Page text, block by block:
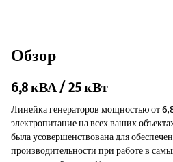
Обзор
6,8 кВА / 25 кВт
Линейка генераторов мощностью от
электропитание на всех ваших
была усовершенствована для
производительности при работе в